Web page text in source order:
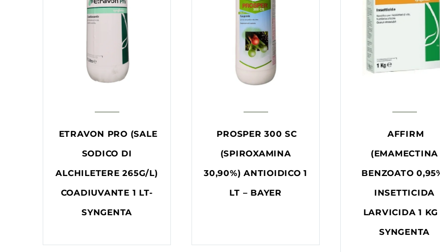
ETRAVON PRO (SALE
SODICO DI
ALCHILETERE 265G/L)
COADIUVANTE 1 LT-
SYNGENTA
PROSPER 300 SC
(SPIROXAMINA
30,90%) ANTIOIDICO 1
LT – BAYER
AFFIRM
(EMAMECTINA
BENZOATO
INSETTICIDA
LARVICIDA 1 KG
SYNGENTA